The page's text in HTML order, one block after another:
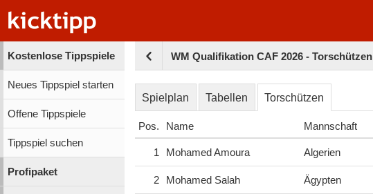
Kostenlose Tippspiele
Neues Tippspiel starten
Offene Tippspiele
Tippspiel suchen
Profipaket
WM Qualifikation CAF 2026 - Torschützen
Spielplan Tabellen Torschützen
Pos. Name Mannschaft
1 Mohamed Amoura Algerien
2 Mohamed Salah Ägypten